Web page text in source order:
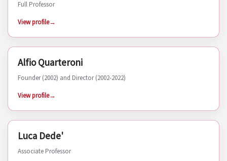
Full Professor
View profile
PERSON
Alfio Quarteroni
Founder (2002) and Director (2002-2022)
View profile
PERSON
Luca Dede'
Associate Professor